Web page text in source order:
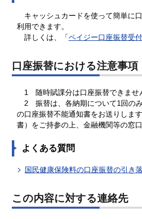
キャッシュカードを使って簡単に
利用できます。
詳しくは、「ペイジー口座振替受
口座振替における注意事項
1 随時賦課分は口座振替できませ
2 振替は、各納期について1回のみ
の口座振替不能通知書をお送りしま
書）をご持参の上、金融機関等の窓
よくある質問
国民健康保険料の口座振替の引き
この内容に対する連絡先